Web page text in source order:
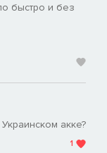
быстро и без
Украинском акке?
1